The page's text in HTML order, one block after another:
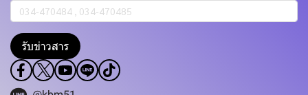
รับข่าวสาร